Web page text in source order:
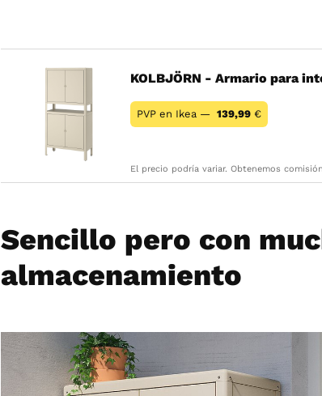
KOLBJÖRN - Armario para
PVP en Ikea — 139,99 €
El precio podría variar. Obtenemos
Sencillo pero con
almacenamiento